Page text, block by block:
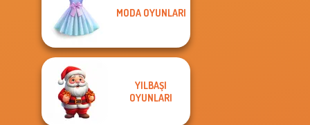
MODA OYUNLARI
YILBAŞI
OYUNLARI